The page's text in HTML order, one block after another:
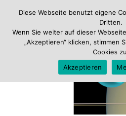
Diese Webseite benutzt eigene
Dritten.
Wenn Sie weiter auf dieser
„Akzeptieren“ klicken, stimmen
Cookies
Akzeptieren